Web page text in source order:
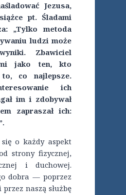
Jezusa,
pt. Śladami
„Tylko metoda
ludzi może
Zbawiciel
jako ten, kto
co najlepsze.
ich
im i zdobywał
zapraszał ich:
się o każdy aspekt
strony fizycznej,
i duchowej.
dobra — poprzez
przez naszą służbę